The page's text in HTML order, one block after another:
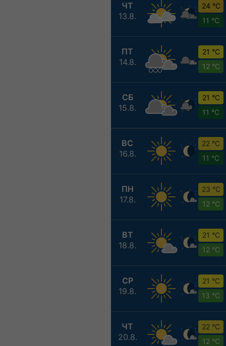
ЧТ
13.8.
24 °C
11 °C
ПТ
14.8.
21 °C
12 °C
СБ
15.8.
21 °C
11 °C
ВС
16.8.
22 °C
11 °C
ПН
17.8.
23 °C
12 °C
ВТ
18.8.
21 °C
12 °C
СР
19.8.
21 °C
13 °C
ЧТ
20.8.
22 °C
12 °C